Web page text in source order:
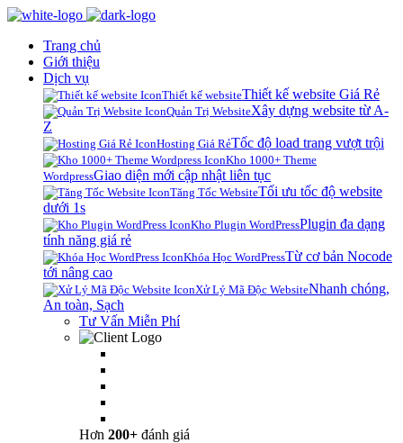
Trang chủ
Giới thiệu
Dịch vụ
Thiết kế websiteThiết kế website Giá Rẻ
Quản Trị WebsiteXây dựng website từ A-
Z
Hosting Giá RẻTốc độ load trang vượt trội
Kho 1000+ Theme
WordpressGiao diện mới cập nhật liên tục
Tăng Tốc WebsiteTối ưu tốc độ website
dưới 1s
Kho Plugin WordPressPlugin đa dạng
tính năng giá rẻ
Khóa Học WordPressTừ cơ bản Nocode
tới nâng cao
Xử Lý Mã Độc WebsiteNhanh chóng,
An toàn, Sạch
Tư Vấn Miễn Phí
Hơn 200+ đánh giá